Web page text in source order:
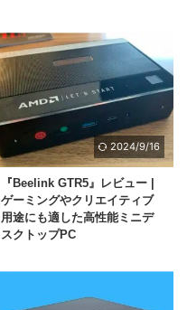
2024/9/16
『Beelink GTR5』レビュー |
ゲーミングやクリエイティブ
用途にも適した高性能ミニデ
スクトップPC